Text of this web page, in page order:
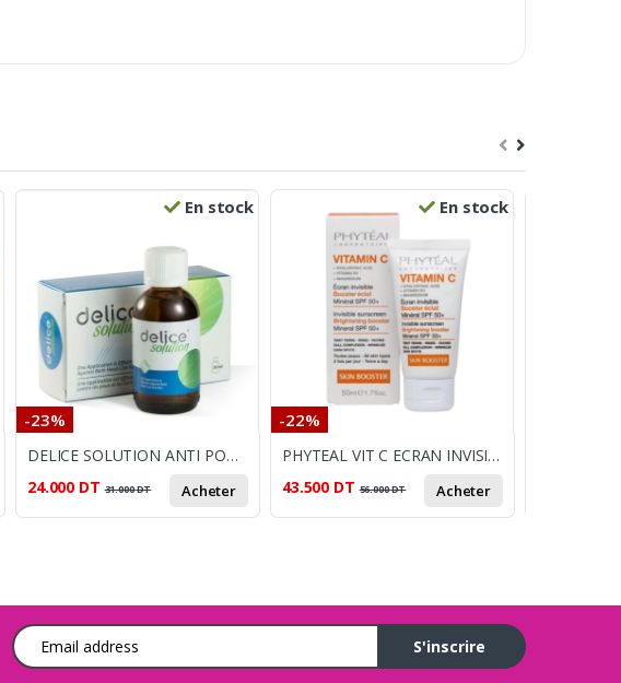
En stock
-23%
DELICE SOLUTION ANTI POUX FL 50ML
24.000 DT 31.000DT Acheter
En stock
-22%
PHYTEAL VIT C ECRAN INVISIBLE MINERAL SPF50+ 50ML
43.500 DT 56.000DT Acheter
Adresse e-mail
S'inscrire